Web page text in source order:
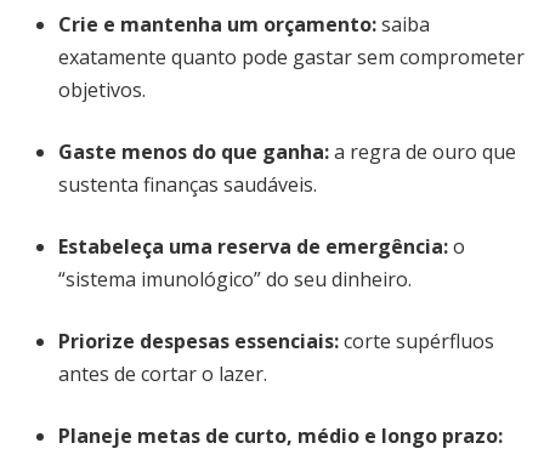
Crie e mantenha um orçamento:saiba
exatamente quanto pode gastar sem comprometer
objetivos.
Gaste menos do que ganha:a regra de ouro que
sustenta finanças saudáveis.
Estabeleça uma reserva de emergência:o
“sistema imunológico” do seu dinheiro.
Priorize despesas essenciais:corte supérfluos
antes de cortar o lazer.
Planeje metas de curto, médio e longo prazo: